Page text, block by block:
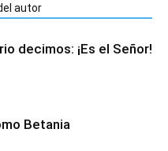
autor
decimos: ¡Es el Señor!
Betania